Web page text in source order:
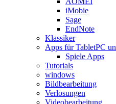
iMobie
Sage
EndNote
Klassiker
Apps für TabletPC
Spiele Apps
Tutorials
windows
Bildbearbeitung
Verlosungen
Videobearbeitung